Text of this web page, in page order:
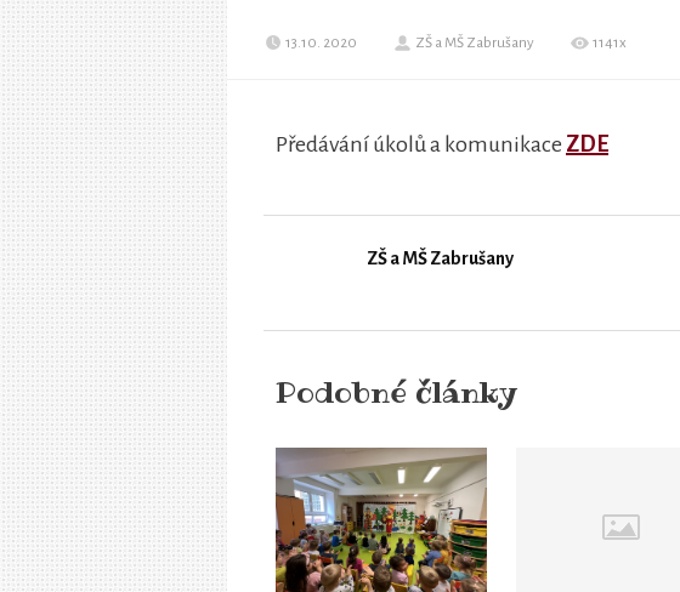
13.10. 2020 ZŠ a MŠ Zabrušany 1141x
Předávání úkolů a komunikace ZDE
ZŠ a MŠ Zabrušany
Podobné články